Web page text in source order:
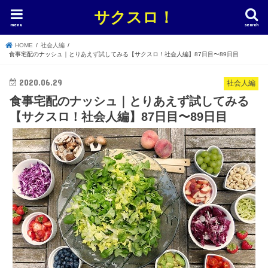
サクスロ！ search
menu
HOME
社会人編
食事宅配のナッシュ｜とりあえず試してみる【サクスロ！社会人編】87日目〜89日目
社会人編
2020.06.29
食事宅配のナッシュ｜とりあえず試してみる
【サクスロ！社会人編】87日目〜89日目